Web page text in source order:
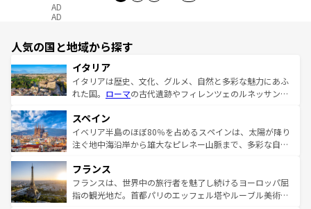
AD
AD
人気の国と地域から探す
イタリア
イタリアは歴史、文化、グルメ、自然と多彩な魅力にあふ
れた国。 ローマの古代遺跡やフィレンツェのルネッサンス
ろん、トスカーナの美しい田園風景やアマルフィ海岸の絶
景など、自然景観も見逃せない。観光の合間には、本場の
ピザやパスタなど、絶品のイタリア料理を堪能することも
ませてくれるイタリアで、忘れられない旅をしてみよう！
なお、新着のイタリア情報はコンテンツ一覧 を参照してほ
しい。
スペイン
イベリア半島のほぼ80％を占めるスペインは、太陽が降り
注ぐ地中海沿岸から雄大なピレネー山脈まで、多彩な自然
文化が根付くこの国では、情熱的なフラメンコ、熱気あふ
れる闘牛、そして美味しいタパスが生活の一部となってい
る。首都マドリードの洗練された雰囲気や、バルセロナの
フランス
フランスは、世界中の旅行者を魅了し続けるヨーロッパ屈
指の観光地だ。首都パリのエッフェル塔やルーブル美術館